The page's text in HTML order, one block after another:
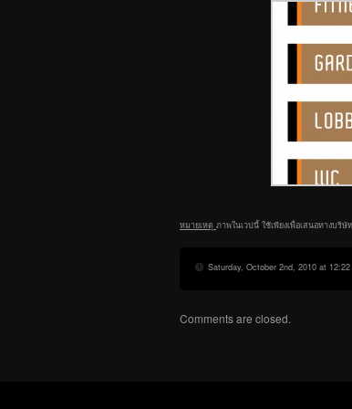
หมายเหตุ ภาพในเวปนี้ ใช้เพียงเพื่อเสนอทางบริ
Saturday, October 2nd, 2010 at 12:22
Comments are closed.